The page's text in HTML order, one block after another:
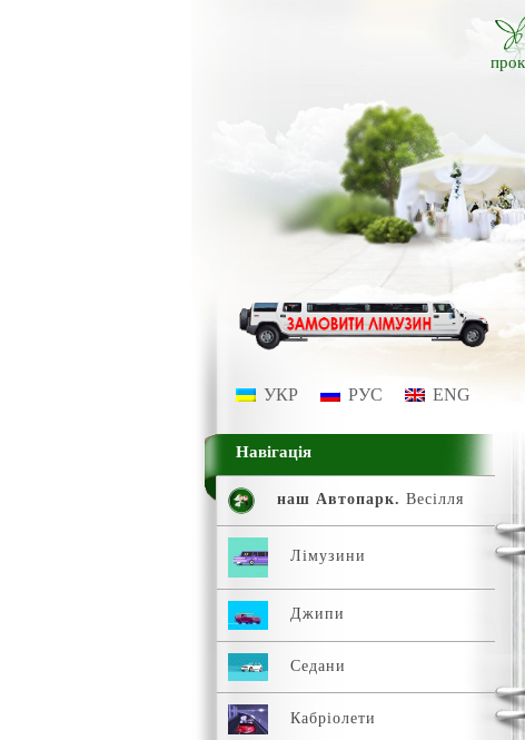
УКР РУС ENG
Навігація
наш Автопарк. Весілля
Лімузини
Джипи
Седани
Кабріолети